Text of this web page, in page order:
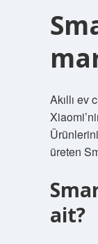
Akıllı ev
üreten
ait?